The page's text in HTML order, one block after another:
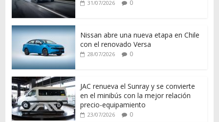
31/07/2026 0
Nissan abre una nueva etapa en Chile
con el renovado Versa
28/07/2026 0
JAC renueva el Sunray y se convierte
en el minibús con la mejor relación
precio-equipamiento
23/07/2026 0